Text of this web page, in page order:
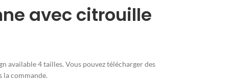
avec citrouille
available4 tailles. Vous pouvez télécharger des
la commande.